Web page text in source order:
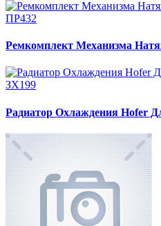
ПР432
Ремкомплект Механизма
ЗХ199
Радиатор Охлаждения Hofer